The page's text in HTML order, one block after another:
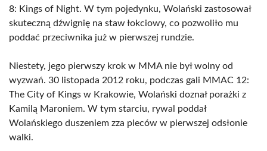
8: Kings of Night. W tym pojedynku, Wolański zastosował
skuteczną dźwignię na staw łokciowy, co pozwoliło mu
poddać przeciwnika już w pierwszej rundzie.
Niestety, jego pierwszy krok w MMA nie był wolny od
wyzwań. 30 listopada 2012 roku, podczas gali MMAC 12:
The City of Kings w Krakowie, Wolański doznał porażki z
Kamilą Maroniem. W tym starciu, rywal poddał
Wolańskiego duszeniem zza pleców w pierwszej odsłonie
walki.